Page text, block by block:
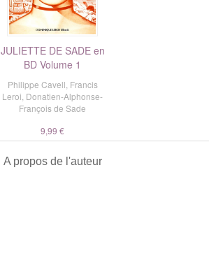
JULIETTE DE SADE en
BD Volume 1
Philippe Cavell Francis
Leroi Donatien-Alphonse-
François de Sade
9,99 €
A propos de l'auteur